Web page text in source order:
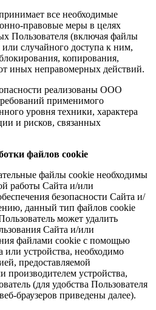
все необходимые
правовые меры в целях
Пользователя (включая файлы
случайного доступа к ним,
копирования,
иных неправомерных действий.
реализованы ООО
применимого
уровня техники, характера
и рисков, связанных
файлов cookie
файлы cookie необходимы
работы Сайта и/или
безопасности Сайта и/
данный тип файлов cookie
может удалить
Сайта и/или
файлами cookie с помощью
или устройства, необходимо
предоставляемой
производителем устройства,
(для удобства Пользователя
браузеров приведены далее).